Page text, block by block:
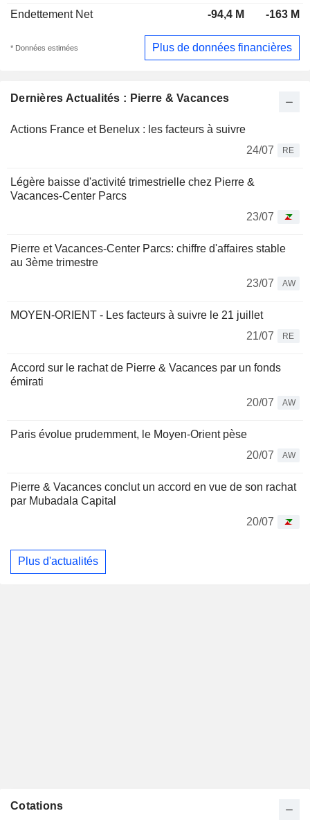
Dernières Actualités : Pierre & Vacances
Actions France et Benelux : les facteurs à suivre
24/07
RE
Légère baisse d'activité trimestrielle chez Pierre &
Vacances-Center Parcs
23/07
Pierre et Vacances-Center Parcs: chiffre d'affaires stable
au 3ème trimestre
23/07
AW
MOYEN-ORIENT - Les facteurs à suivre le 21 juillet
21/07
RE
Accord sur le rachat de Pierre & Vacances par un fonds
émirati
20/07
AW
Paris évolue prudemment, le Moyen-Orient pèse
20/07
AW
Pierre & Vacances conclut un accord en vue de son rachat
par Mubadala Capital
20/07
Plus d'actualités
Endettement Net
-94,4 M -163 M
* Données estimées Plus de données financières
Cotations